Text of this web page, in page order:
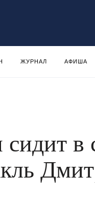
ЖУРНАЛ АФИША
сидит в